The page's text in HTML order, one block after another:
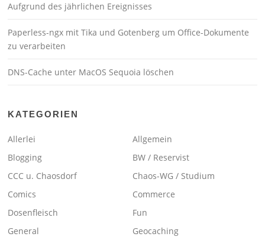
Aufgrund des jährlichen Ereignisses
Paperless-ngx mit Tika und Gotenberg um Office-Dokumente
zu verarbeiten
DNS-Cache unter MacOS Sequoia löschen
KATEGORIEN
Allerlei
Allgemein
Blogging
BW / Reservist
CCC u. Chaosdorf
Chaos-WG / Studium
Comics
Commerce
Dosenfleisch
Fun
General
Geocaching